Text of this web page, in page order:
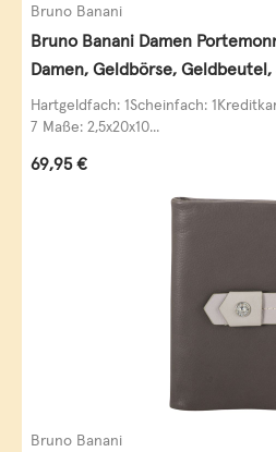
Bruno Banani
Bruno Banani Damen
Damen, Geldbörse,
Leder
Hartgeldfach: 1Scheinfach:
7 Maße: 2,5x20x10...
Regulärer Preis:
69,95 €
Bruno Banani